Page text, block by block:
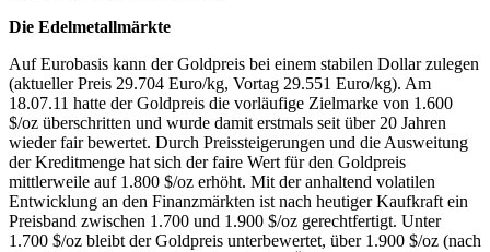
Die Edelmetallmärkte
Auf Eurobasis kann der Goldpreis bei einem stabilen Dollar zulegen
(aktueller Preis 29.704 Euro/kg, Vortag 29.551 Euro/kg). Am
18.07.11 hatte der Goldpreis die vorläufige Zielmarke von 1.600
$/oz überschritten und wurde damit erstmals seit über 20 Jahren
wieder fair bewertet. Durch Preissteigerungen und die Ausweitung
der Kreditmenge hat sich der faire Wert für den Goldpreis
mittlerweile auf 1.800 $/oz erhöht. Mit der anhaltend volatilen
Entwicklung an den Finanzmärkten ist nach heutiger Kaufkraft ein
Preisband zwischen 1.700 und 1.900 $/oz gerechtfertigt. Unter
1.700 $/oz bleibt der Goldpreis unterbewertet, über 1.900 $/oz (nach